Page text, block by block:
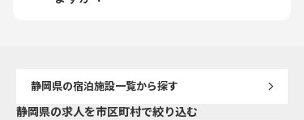
静岡県の宿泊施設一覧から探す
静岡県の求人を市区町村で絞り込む